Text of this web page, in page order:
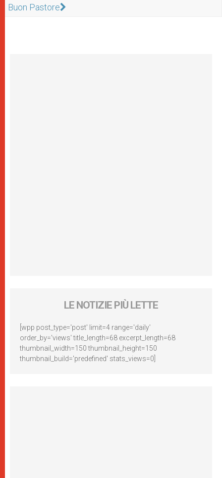
Buon Pastore
LE NOTIZIE PIÙ LETTE
[wpp post_type='post' limit=4 range='daily'
order_by='views' title_length=68 excerpt_length=68
thumbnail_width=150 thumbnail_height=150
thumbnail_build='predefined' stats_views=0]